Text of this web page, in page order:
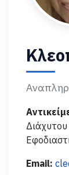
Email: